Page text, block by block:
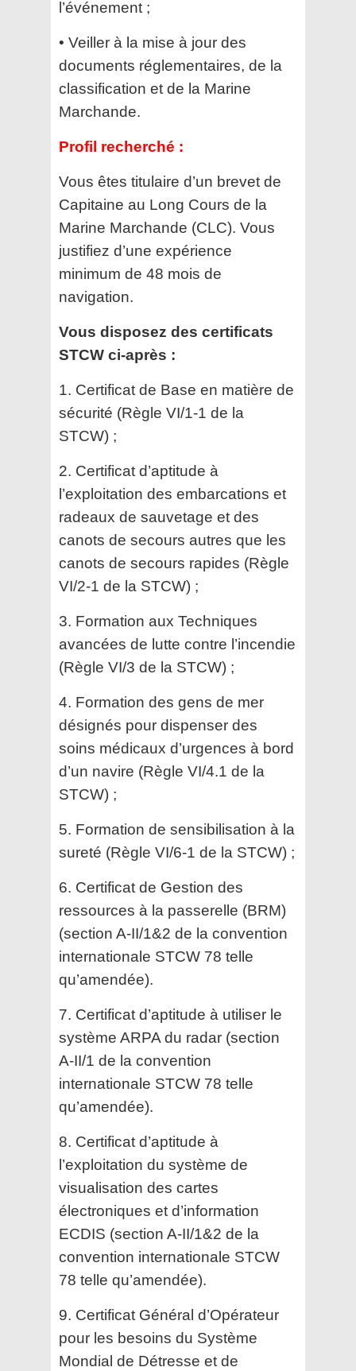
l’événement ;
• Veiller à la mise à jour des
documents réglementaires, de la
classification et de la Marine
Marchande.
Profil recherché :
Vous êtes titulaire d’un brevet de
Capitaine au Long Cours de la
Marine Marchande (CLC). Vous
justifiez d’une expérience
minimum de 48 mois de
navigation.
Vous disposez des certificats
STCW ci-après :
1. Certificat de Base en matière de
sécurité (Règle VI/1-1 de la
STCW) ;
2. Certificat d’aptitude à
l’exploitation des embarcations et
radeaux de sauvetage et des
canots de secours autres que les
canots de secours rapides (Règle
VI/2-1 de la STCW) ;
3. Formation aux Techniques
avancées de lutte contre l’incendie
(Règle VI/3 de la STCW) ;
4. Formation des gens de mer
désignés pour dispenser des
soins médicaux d’urgences à bord
d’un navire (Règle VI/4.1 de la
STCW) ;
5. Formation de sensibilisation à la
sureté (Règle VI/6-1 de la STCW) ;
6. Certificat de Gestion des
ressources à la passerelle (BRM)
(section A-II/1&2 de la convention
internationale STCW 78 telle
qu’amendée).
7. Certificat d’aptitude à utiliser le
système ARPA du radar (section
A-II/1 de la convention
internationale STCW 78 telle
qu’amendée).
8. Certificat d’aptitude à
l’exploitation du système de
visualisation des cartes
électroniques et d’information
ECDIS (section A-II/1&2 de la
convention internationale STCW
78 telle qu’amendée).
9. Certificat Général d’Opérateur
pour les besoins du Système
Mondial de Détresse et de